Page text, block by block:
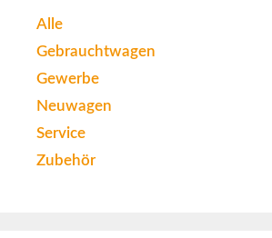
Alle
Gebrauchtwagen
Gewerbe
Neuwagen
Service
Zubehör